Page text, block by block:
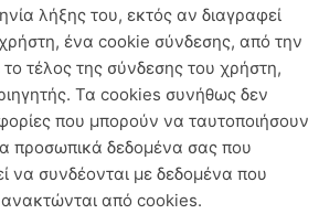
λήξης του, εκτός αν διαγραφεί
ένα cookie σύνδεσης, από την
τέλος της σύνδεσης του χρήστη,
Τα cookies συνήθως δεν
που μπορούν να ταυτοποιήσουν
προσωπικά δεδομένα σας που
να συνδέονται με δεδομένα που
από cookies.